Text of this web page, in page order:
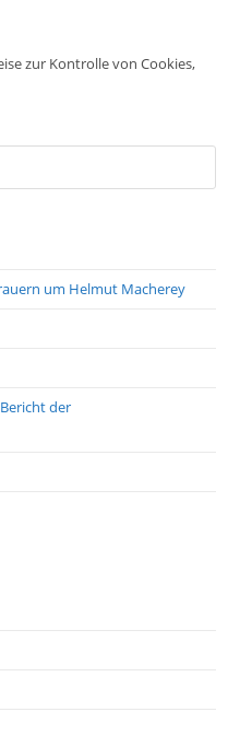
zur Kontrolle von Cookies,
um Helmut Macherey
der